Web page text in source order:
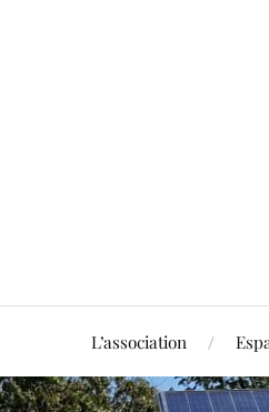
L’association